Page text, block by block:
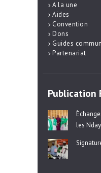
A la une
Aides
Convention
Dons
Guides
Partenariat
Publication
les